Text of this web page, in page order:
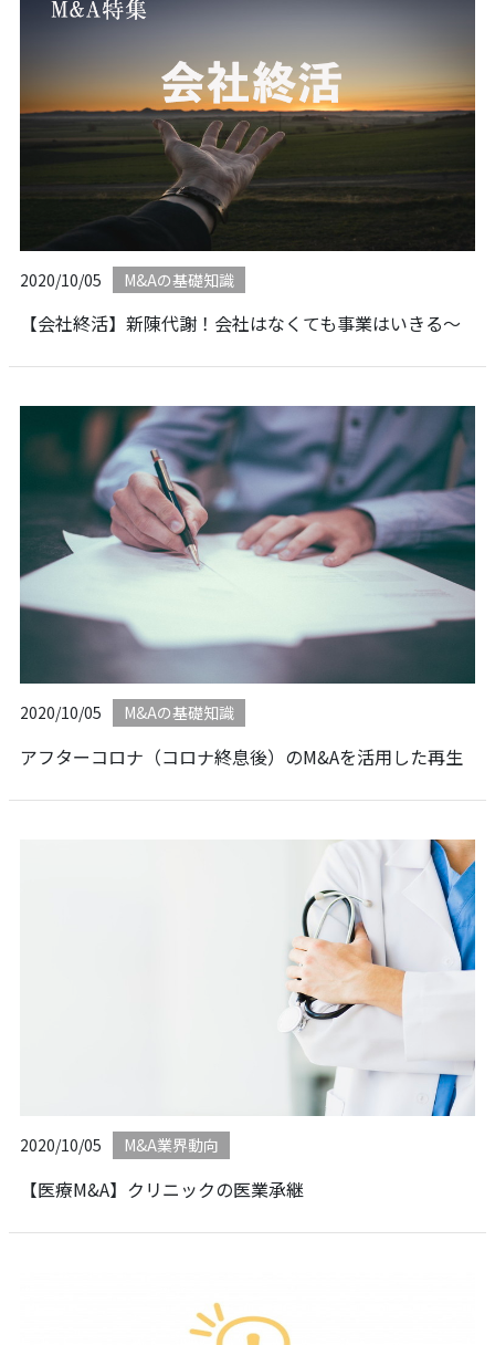
2020/10/05 M&Aの基礎知識
【会社終活】新陳代謝！会社はなくても事業はいきる～
2020/10/05 M&Aの基礎知識
アフターコロナ（コロナ終息後）のM&Aを活用した再生
2020/10/05 M&A業界動向
【医療M&A】クリニックの医業承継